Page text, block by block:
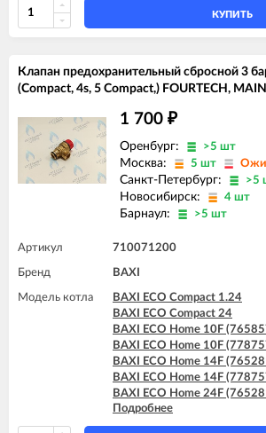
BAXI ECO Home 14F
BAXI ECO Home 14F
BAXI ECO Home 24F
BAXI ECO Home 24F
BAXI ECO-4s 10 F
BAXI ECO-4s 18 F
BAXI ECO-4s 24
BAXI ECO-4s 24 F
BAXI FOURTECH 1.14
BAXI FOURTECH 1.14 F
BAXI FOURTECH 1.24
BAXI FOURTECH 24 (CSB)
BAXI FOURTECH 24 (CSR)
BAXI FOURTECH 24 F (CSR)
BAXI MAIN Four 18 F (серая
BAXI MAIN Four 24
BAXI MAIN Four 240 F
КУПИТЬ
Клапан предохранительный сбросной 3
(Compact, 4s, 5 Compact,) FOURTECH,
1 700 ₽
Оренбург: >5 шт
Москва: 5 шт
Санкт-Петербург: >5
Новосибирск: 4 шт
Барнаул: >5 шт
Артикул 710071200
Бренд BAXI
Модель котла
BAXI ECO Compact 1.24
BAXI ECO Compact 24
BAXI ECO Home 10F
BAXI ECO Home 10F
BAXI ECO Home 14F
BAXI ECO Home 14F
BAXI ECO Home 24F
BAXI ECO Home 24F
BAXI ECO-4s 1.24 F
Подробнее